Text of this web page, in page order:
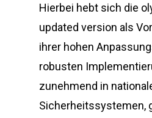
Hierbei hebt sich die
updated version als
ihrer hohen
robusten
zunehmend in
Sicherheitssystemen,